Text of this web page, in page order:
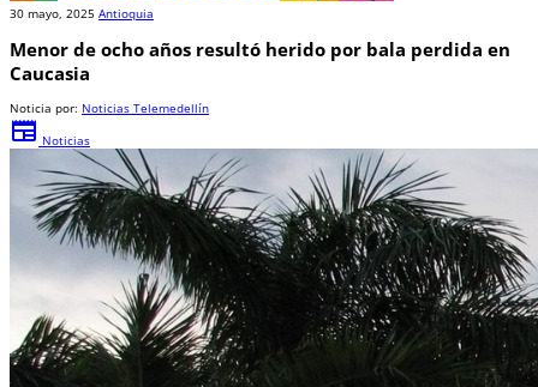
30 mayo, 2025 Antioquia
Menor de ocho años resultó herido por bala perdida en
Caucasia
Noticia por: Noticias Telemedellín
newspaper Noticias